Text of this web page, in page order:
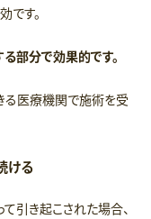
です。
部分で効果的です。
る医療機関で施術を受
ける
引き起こされた場合、